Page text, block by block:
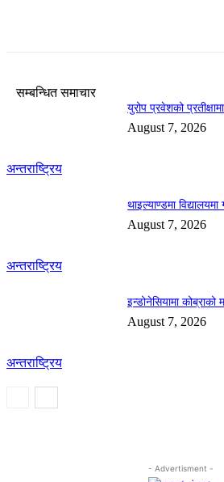
सम्बन्धित समाचार
अन्तराष्ट्रिय
युरोप प्रवेशको
August 7, 2026
अन्तराष्ट्रिय
थाइल्याण्डमा
August 7, 2026
अन्तराष्ट्रिय
इन्डोनेसियामा
August 7, 2026
- Advertisment -